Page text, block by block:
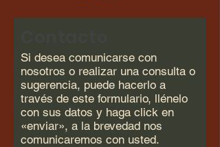
Si desea comunicarse con
nosotros o realizar una consulta o
sugerencia, puede hacerlo a
través de este formulario, llénelo
con sus datos y haga click en
«enviar», a la brevedad nos
comunicaremos con usted.